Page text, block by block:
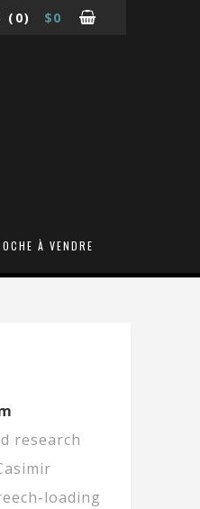
(0) $0
À VENDRE
research
loading